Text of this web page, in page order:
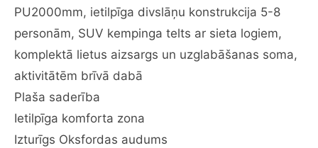
ietilpīga
divslāņu
konstrukcija
5-
personām,
SUV
kempinga
PU2000mm, ietilpīga divslāņu konstrukcija 5-8
personām, SUV kempinga telts ar sieta logiem,
komplektā lietus aizsargs un uzglabāšanas soma,
aktivitātēm brīvā dabā
Plaša saderība
Ietilpīga komforta zona
Izturīgs Oksfordas audums